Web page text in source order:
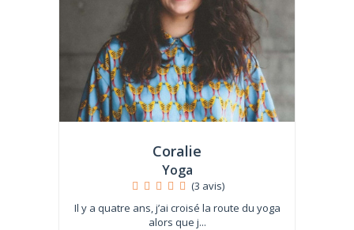
Coralie
Yoga
(3 avis)
Il y a quatre ans, j’ai croisé la route du yoga
alors que j...